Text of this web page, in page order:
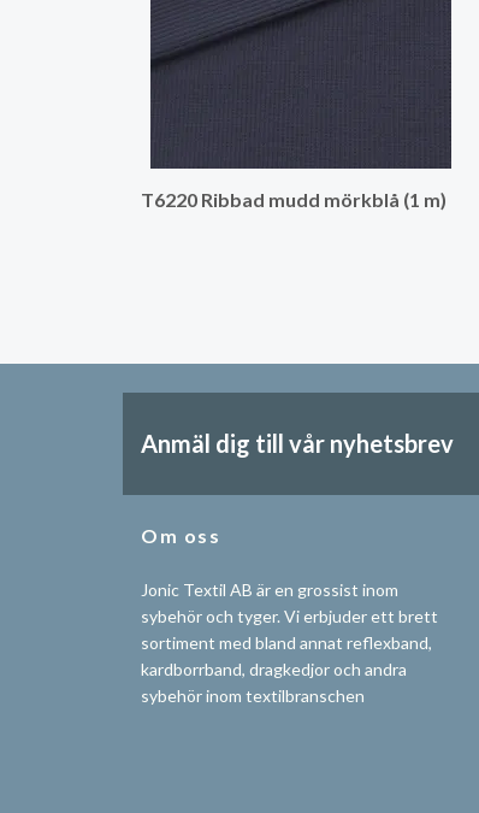
T6220 Ribbad mudd mörkblå (1 m)
Anmäl dig till vår nyhetsbrev
Om oss
Jonic Textil AB är en grossist inom
sybehör och tyger. Vi erbjuder ett brett
sortiment med bland annat reflexband,
kardborrband, dragkedjor och andra
sybehör inom textilbranschen